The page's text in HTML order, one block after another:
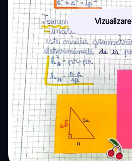
Vizualizare